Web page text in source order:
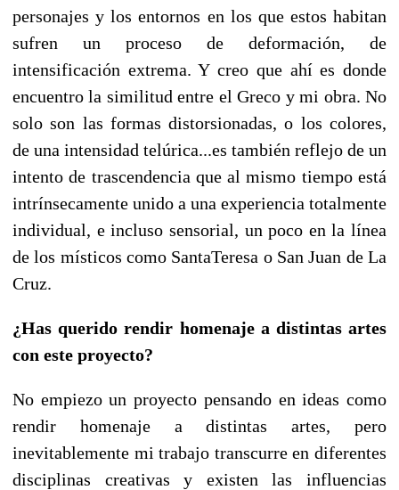
personajes y los entornos en los que estos habitan
sufren un proceso de deformación, de
intensificación extrema. Y creo que ahí es donde
encuentro la similitud entre el Greco y mi obra. No
solo son las formas distorsionadas, o los colores,
de una intensidad telúrica...es también reflejo de un
intento de trascendencia que al mismo tiempo está
intrínsecamente unido a una experiencia totalmente
individual, e incluso sensorial, un poco en la línea
de los místicos como SantaTeresa o San Juan de La
Cruz.
¿Has querido rendir homenaje a distintas artes
con este proyecto?
No empiezo un proyecto pensando en ideas como
rendir homenaje a distintas artes, pero
inevitablemente mi trabajo transcurre en diferentes
disciplinas creativas y existen las influencias